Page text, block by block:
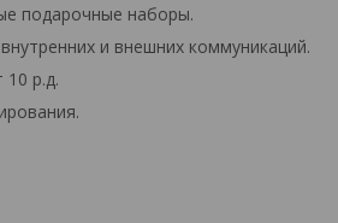
подарочные наборы.
и внешних коммуникаций.
10 р.д.